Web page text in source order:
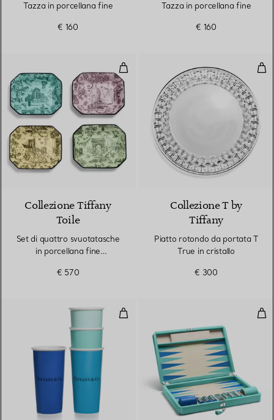
Tazza in porcellana fine
€ 160
Tazza in porcellana fine
€ 160
Set di quattro svuotatasche in
Collezione Tiffany
Toile
Set di quattro svuotatasche
in porcellana fine
€ 570
Collezione T by
Tiffany
Piatto rotondo da portata T
True in cristallo
€ 300
Tazze da caffè grandi Tiffany